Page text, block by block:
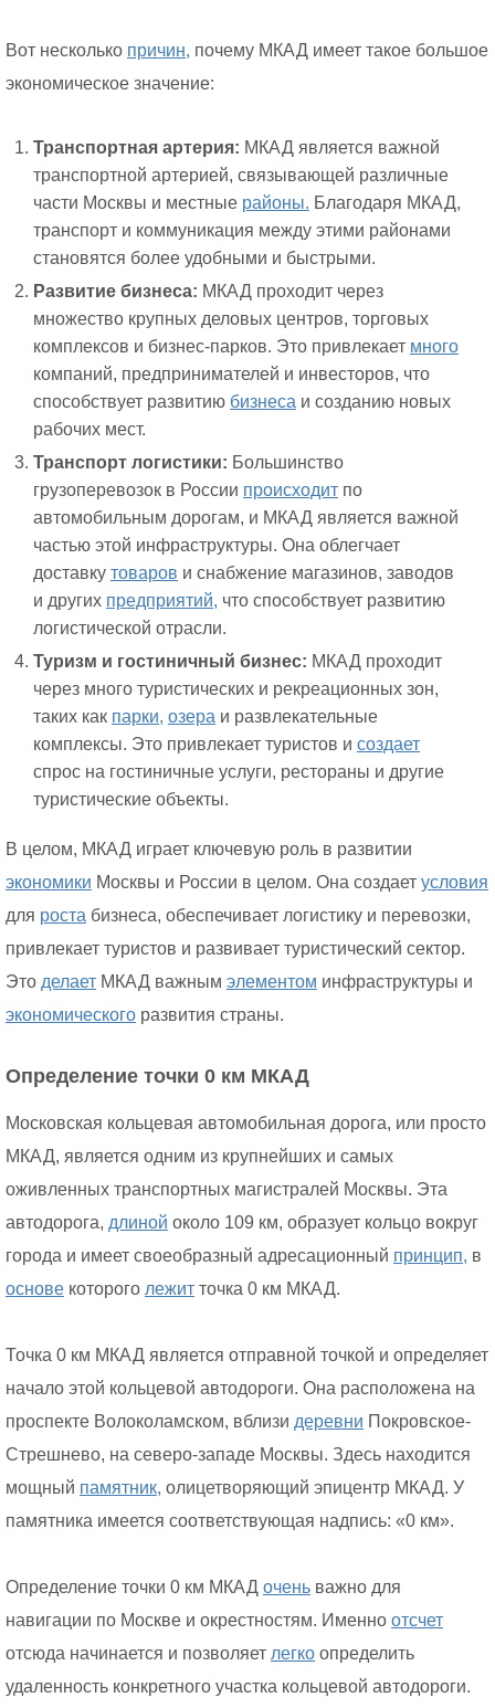
Вот несколько причин, почему МКАД имеет такое большое
экономическое значение:
Транспортная артерия: МКАД является важной
транспортной артерией, связывающей различные
части Москвы и местные районы. Благодаря МКАД,
транспорт и коммуникация между этими районами
становятся более удобными и быстрыми.
Развитие бизнеса: МКАД проходит через
множество крупных деловых центров, торговых
комплексов и бизнес-парков. Это привлекает много
компаний, предпринимателей и инвесторов, что
способствует развитию бизнеса и созданию новых
рабочих мест.
Транспорт логистики: Большинство
грузоперевозок в России происходит по
автомобильным дорогам, и МКАД является важной
частью этой инфраструктуры. Она облегчает
доставку товаров и снабжение магазинов, заводов
и других предприятий, что способствует развитию
логистической отрасли.
Туризм и гостиничный бизнес: МКАД проходит
через много туристических и рекреационных зон,
таких как парки, озера и развлекательные
комплексы. Это привлекает туристов и создает
спрос на гостиничные услуги, рестораны и другие
туристические объекты.
В целом, МКАД играет ключевую роль в развитии
экономики Москвы и России в целом. Она создает условия
для роста бизнеса, обеспечивает логистику и перевозки,
привлекает туристов и развивает туристический сектор.
Это делает МКАД важным элементом инфраструктуры и
экономического развития страны.
Определение точки 0 км МКАД
Московская кольцевая автомобильная дорога, или просто
МКАД, является одним из крупнейших и самых
оживленных транспортных магистралей Москвы. Эта
автодорога, длиной около 109 км, образует кольцо вокруг
города и имеет своеобразный адресационный принцип, в
основе которого лежит точка 0 км МКАД.
Точка 0 км МКАД является отправной точкой и определяет
начало этой кольцевой автодороги. Она расположена на
проспекте Волоколамском, вблизи деревни Покровское-
Стрешнево, на северо-западе Москвы. Здесь находится
мощный памятник, олицетворяющий эпицентр МКАД. У
памятника имеется соответствующая надпись: «0 км».
Определение точки 0 км МКАД очень важно для
навигации по Москве и окрестностям. Именно отсчет
отсюда начинается и позволяет легко определить
удаленность конкретного участка кольцевой автодороги.